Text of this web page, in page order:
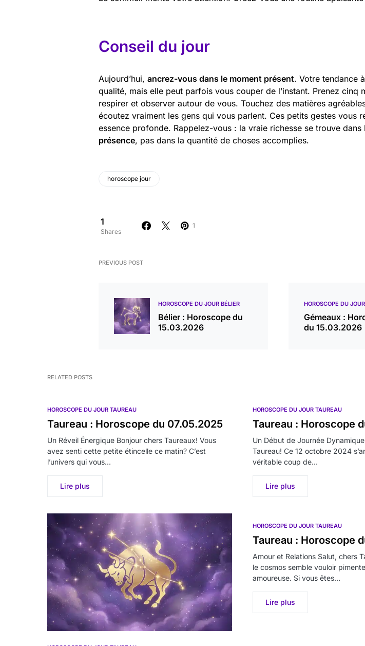
Conseil du jour
Aujourd’hui, ancrez-vous dans le moment présent. Votre tendance
qualité, mais elle peut parfois vous couper de l’instant. Prenez cinq
respirer et observer autour de vous. Touchez des matières
écoutez vraiment les gens qui vous parlent. Ces petits gestes vous
essence profonde. Rappelez-vous : la vraie richesse se trouve dans
présence, pas dans la quantité de choses accomplies.
horoscope jour
1
Shares
1
PREVIOUS POST
HOROSCOPE DU JOUR BÉLIER
Bélier : Horoscope du
15.03.2026
HOROSCOPE DU
Gémeaux :
du 15.03.2026
RELATED POSTS
HOROSCOPE DU JOUR TAUREAU
Taureau : Horoscope du 07.05.2025
Un Réveil Énergique Bonjour chers Taureaux! Vous
avez senti cette petite étincelle ce matin? C’est
l’univers qui vous…
Lire plus
HOROSCOPE DU JOUR TAUREAU
Taureau : Horoscope
Un Début de Journée
Taureau! Ce 12 octobre 2024
véritable coup de…
Lire plus
HOROSCOPE DU JOUR TAUREAU
Taureau : Horoscope
Amour et Relations Salut, chers
le cosmos semble vouloir
amoureuse. Si vous êtes…
Lire plus